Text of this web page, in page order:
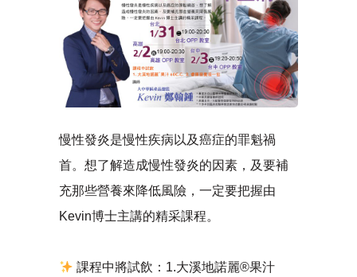
慢性發炎是慢性疾病以及癌症的罪魁禍
首。想了解造成慢性發炎的因素，及要補
充那些營養來降低風險，一定要把握由
Kevin博士主講的精采課程。
課程中將試飲：1.大溪地諾麗®果汁